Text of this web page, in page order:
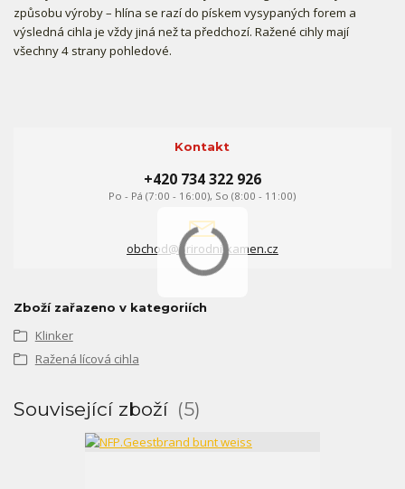
způsobu výroby – hlína se razí do pískem vysypaných forem a
výsledná cihla je vždy jiná než ta předchozí. Ražené cihly mají
všechny 4 strany pohledové.
Kontakt
+420 734 322 926
Po - Pá (7:00 - 16:00), So (8:00 - 11:00)
obchod@prirodni-kamen.cz
Zboží zařazeno v kategoriích
Klinker
Ražená lícová cihla
Související zboží 5